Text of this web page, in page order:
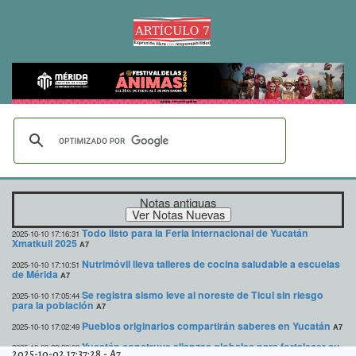
Notas antiguas
2025-10-10 17:16:31 Todo listo para la Feria Internacional de Yucatán
Xmatkuil 2025 A7
2025-10-10 17:10:51 Nutrimóvil lleva talleres de cocina saludable a escuelas
de Mérida A7
2025-10-10 17:05:44 Se registra sismo leve al noreste de Ticul sin riesgo
para la población A7
2025-10-10 17:02:49 Pueblos originarios compartirán saberes en Yucatán A7
2025-10-09 22:22:00 Yucatán construye alianzas globales para fortalecer su